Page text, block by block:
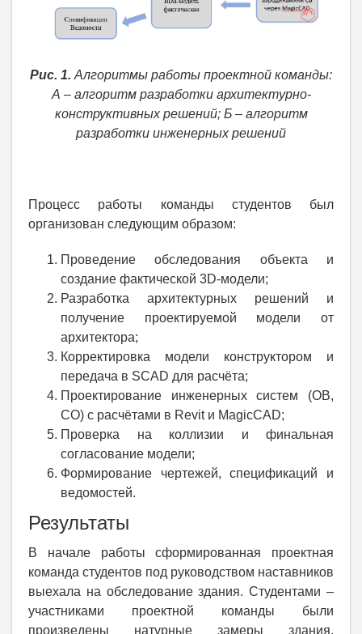
Рис. 1. Алгоритмы работы проектной команды:
А – алгоритм разработки архитектурно-
конструктивных решений; Б – алгоритм
разработки инженерных решений
Процесс работы команды студентов был
организован следующим образом:
Проведение обследования объекта и
создание фактической 3D-модели;
Разработка архитектурных решений и
получение проектируемой модели от
архитектора;
Корректировка модели конструктором и
передача в SCAD для расчёта;
Проектирование инженерных систем (ОВ,
СО) с расчётами в Revit и MagicCAD;
Проверка на коллизии и финальная
согласование модели;
Формирование чертежей, спецификаций и
ведомостей.
Результаты
В начале работы сформированная проектная
команда студентов под руководством наставников
выехала на обследование здания. Студентами –
участниками проектной команды были
произведены натурные замеры здания,